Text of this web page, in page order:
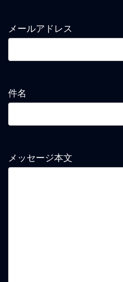
メールアドレス
件名
メッセージ本文